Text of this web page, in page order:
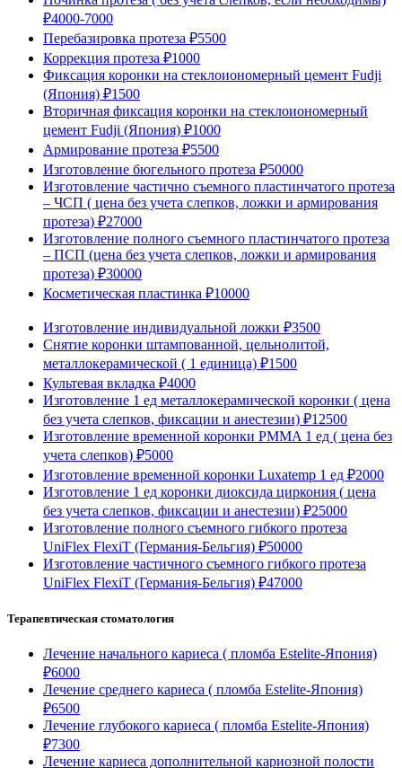
₽4000-7000
Перебазировка протеза ₽5500
Коррекция протеза ₽1000
Фиксация коронки на стеклоиономерный цемент Fudji
(Япония) ₽1500
Вторичная фиксация коронки на стеклоиономерный
цемент Fudji (Япония) ₽1000
Армирование протеза ₽5500
Изготовление бюгельного протеза ₽50000
Изготовление частично съемного пластинчатого протеза
– ЧСП ( цена без учета слепков, ложки и армирования
протеза) ₽27000
Изготовление полного съемного пластинчатого протеза
– ПСП (цена без учета слепков, ложки и армирования
протеза) ₽30000
Косметическая пластинка ₽10000
Изготовление индивидуальной ложки ₽3500
Снятие коронки штампованной, цельнолитой,
металлокерамической ( 1 единица) ₽1500
Культевая вкладка ₽4000
Изготовление 1 ед металлокерамической коронки ( цена
без учета слепков, фиксации и анестезии) ₽12500
Изготовление временной коронки PMMA 1 ед ( цена без
учета слепков) ₽5000
Изготовление временной коронки Luxatemp 1 ед ₽2000
Изготовление 1 ед коронки диоксида циркония ( цена
без учета слепков, фиксации и анестезии) ₽25000
Изготовление полного съемного гибкого протеза
UniFlex FlexiT (Германия-Бельгия) ₽50000
Изготовление частичного съемного гибкого протеза
UniFlex FlexiT (Германия-Бельгия) ₽47000
Терапевтическая стоматология
Лечение начального кариеса ( пломба Estelite-Япония)
₽6000
Лечение среднего кариеса ( пломба Estelite-Япония)
₽6500
Лечение глубокого кариеса ( пломба Estelite-Япония)
₽7300
Лечение кариеса дополнительной кариозной полости